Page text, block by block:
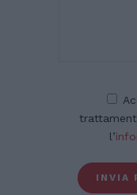
l’